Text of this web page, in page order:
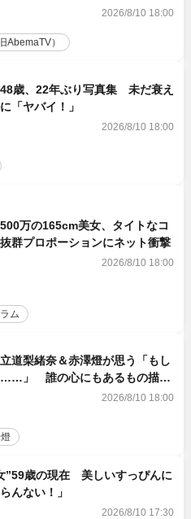
2026/8/10 18:00
AbemaTV）
歳、22年ぶり写真集 未だ衰え
「ヤバイ！」
2026/8/10 18:00
万の165cm美女、タイトなコ
群プロポーションにネット衝撃
2026/8/10 18:00
ム
道梨緒奈＆赤澤燈が思う「もし
……」 誰の心にもあるもの描く
る夜』に込める思い2026/8/10 18:00
”59歳の現在 美しいすっぴんに
んない！」
2026/8/10 17:30